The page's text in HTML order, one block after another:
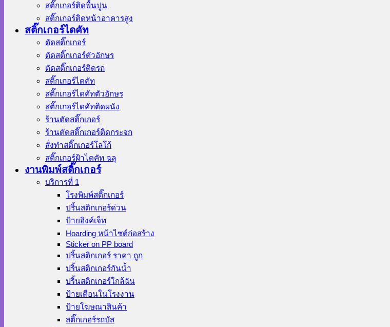
สติ๊กเกอร์ติดพื้นปูน
สติ๊กเกอร์ติดหน้าอาคารสูง
สติ๊กเกอร์ไดคัท
ตัดสติ๊กเกอร์
ตัดสติ๊กเกอร์ตัวอักษร
ตัดสติ๊กเกอร์ติดรถ
สติ๊กเกอร์ไดคัท
สติ๊กเกอร์ไดคัทตัวอักษร
สติ๊กเกอร์ไดคัทติดผนัง
ร้านตัดสติ๊กเกอร์
ร้านตัดสติ๊กเกอร์ติดกระจก
สั่งทําสติ๊กเกอร์โลโก้
สติ๊กเกอร์ฝ้าไดคัท ฉลุ
งานพิมพ์สติ๊กเกอร์
บริการที่ 1
โรงพิมพ์สติ๊กเกอร์
ปริ้นสติกเกอร์ด่วน
ป้ายอิงค์เจ็ท
Hoarding หน้าไซต์ก่อสร้าง
Sticker on PP board
ปริ้นสติกเกอร์ ราคา ถูก
ปริ้นสติกเกอร์กันน้ำ
ปริ้นสติกเกอร์ใกล้ฉัน
ป้ายเตือนในโรงงาน
ป้ายโฆษณาสินค้า
สติ๊กเกอร์รถบัส